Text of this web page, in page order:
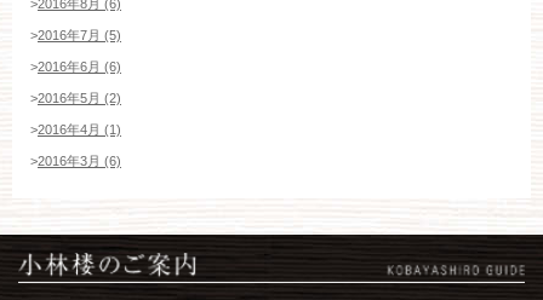
>2016年8月 (6)
>2016年7月 (5)
>2016年6月 (6)
>2016年5月 (2)
>2016年4月 (1)
>2016年3月 (6)